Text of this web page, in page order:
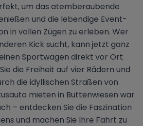
um das atemberaubende
und die lebendige Event-
in vollen Zügen zu erleben. Wer
Kick sucht, kann jetzt ganz
Sportwagen direkt vor Ort
die Freiheit auf vier Rädern und
die idyllischen Straßen von
mieten in Buttenwiesen war
– entdecken Sie die Faszination
und machen Sie Ihre Fahrt zu